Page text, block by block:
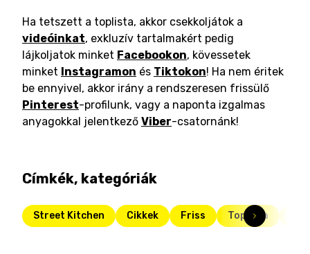
Ha tetszett a toplista, akkor csekkoljátok a
videóinkat, exkluzív tartalmakért pedig
lájkoljatok minket Facebookon, kövessetek
minket Instagramon és Tiktokon! Ha nem éritek
be ennyivel, akkor irány a rendszeresen frissülő
Pinterest-profilunk, vagy a naponta izgalmas
anyagokkal jelentkező Viber-csatornánk!
Címkék, kategóriák
Street Kitchen Cikkek Friss Toplista